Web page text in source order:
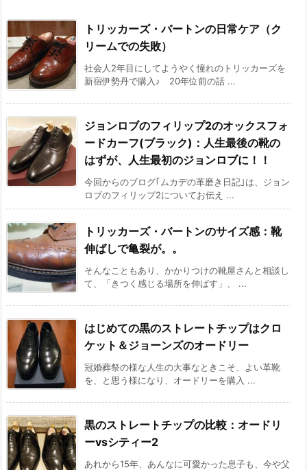
トリッカーズ・バートンの日常ケア（ク
リームでの失敗）
社会人2年目にしてようやく憧れのトリッカーズを
新宿伊勢丹で購入♪ 20年位前の話 ...
ジョンロブのフィリップ2のオックスフォ
ードカーフ(ブラック)：人生最後の靴の
はずが、人生最初のジョンロブに！！
今回からのブログ｢ムカデの革磨き日記｣は、ジョン
ロブのフィリップ2についてお伝え ...
トリッカーズ・バートンのサイズ感：靴
伸ばしで亀裂が。。
そんなこともあり、かかりつけの靴屋さんと相談し
て、「きつく感じる場所を伸ばす」、 ...
はじめての黒のストレートチップはクロ
ケット＆ジョーンズのオードリー
冠婚葬祭の様な人生の大事なときこそ、よい革靴
を、と思う様になり、オードリーを購入 ...
黒のストレートチップの比較：オードリ
ーvsシティー2
あれから15年、あんなに可愛かった息子も、今や父